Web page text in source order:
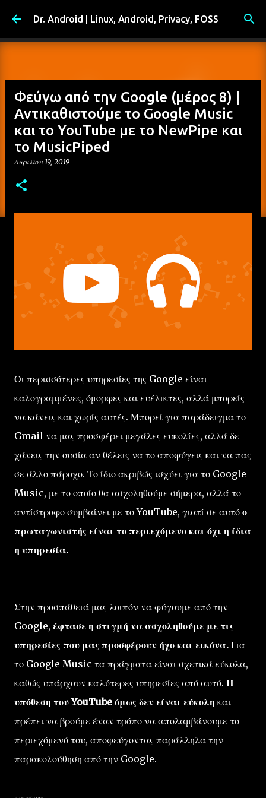
Μετάβαση στο κύριο περιεχόμενο
Dr. Android | Linux, Android, Privacy, FOSS
Φεύγω από την Google (μέρος 8) |
Αντικαθιστούμε το Google Music
και το YouTube με το NewPipe και
το MusicPiped
Απριλίου 19, 2019
Οι περισσότερες υπηρεσίες της Google είναι
καλογραμμένες, όμορφες και ευέλικτες, αλλά μπορείς
να κάνεις και χωρίς αυτές. Μπορεί για παράδειγμα το
Gmail να μας προσφέρει μεγάλες ευκολίες, αλλά δε
χάνεις την ουσία αν θέλεις να το αποφύγεις και να πας
σε άλλο πάροχο. Το ίδιο ακριβώς ισχύει για το Google
Music, με το οποίο θα ασχοληθούμε σήμερα, αλλά το
αντίστροφο συμβαίνει με το YouTube, γιατί σε αυτό ο
πρωταγωνιστής είναι το περιεχόμενο και όχι η ίδια
η υπηρεσία.
Στην προσπάθειά μας λοιπόν να φύγουμε από την
Google, έφτασε η στιγμή να ασχοληθούμε με τις
υπηρεσίες που μας προσφέρουν ήχο και εικόνα. Για
το Google Music τα πράγματα είναι σχετικά εύκολα,
καθώς υπάρχουν καλύτερες υπηρεσίες από αυτό. Η
υπόθεση του YouTube όμως δεν είναι εύκολη και
πρέπει να βρούμε έναν τρόπο να απολαμβάνουμε το
περιεχόμενό του, αποφεύγοντας παράλληλα την
παρακολούθηση από την Google.